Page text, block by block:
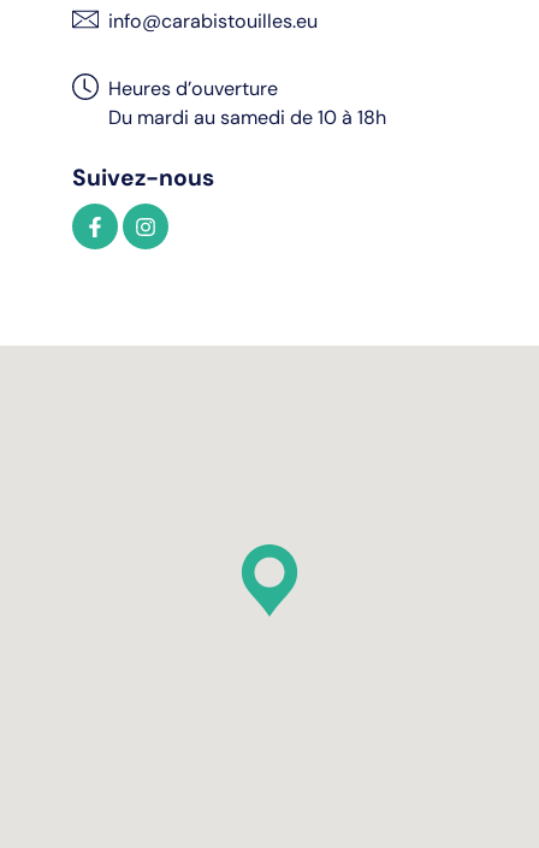
info@carabistouilles.eu
Heures d’ouverture
Du mardi au samedi de 10 à 18h
Suivez-nous